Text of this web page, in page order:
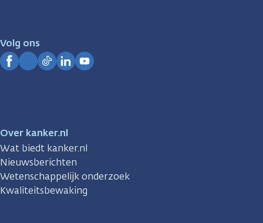
Volg ons
Over kanker.nl
Wat biedt kanker.nl
Nieuwsberichten
Wetenschappelijk onderzoek
Kwaliteitsbewaking